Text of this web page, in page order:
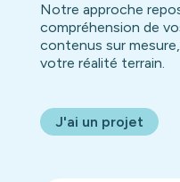
Notre approche
compréhension de
contenus sur
votre réalité terrain.
J'ai un projet